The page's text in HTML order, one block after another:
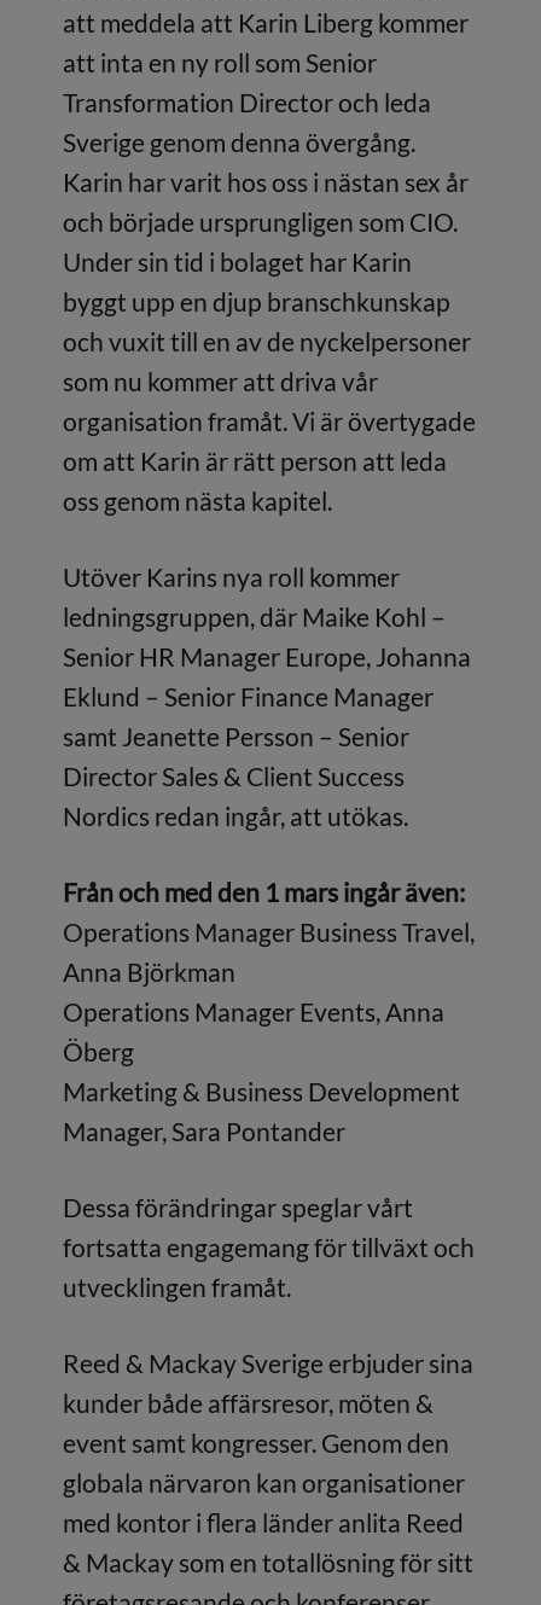
att meddela att Karin Liberg kommer
att inta en ny roll som Senior
Transformation Director och leda
Sverige genom denna övergång.
Karin har varit hos oss i nästan sex år
och började ursprungligen som CIO.
Under sin tid i bolaget har Karin
byggt upp en djup branschkunskap
och vuxit till en av de nyckelpersoner
som nu kommer att driva vår
organisation framåt. Vi är övertygade
om att Karin är rätt person att leda
oss genom nästa kapitel.
Utöver Karins nya roll kommer
ledningsgruppen, där Maike Kohl –
Senior HR Manager Europe, Johanna
Eklund – Senior Finance Manager
samt Jeanette Persson – Senior
Director Sales & Client Success
Nordics redan ingår, att utökas.
Från och med den 1 mars ingår även:
Operations Manager Business Travel,
Anna Björkman
Operations Manager Events, Anna
Öberg
Marketing & Business Development
Manager, Sara Pontander
Dessa förändringar speglar vårt
fortsatta engagemang för tillväxt och
utvecklingen framåt.
Reed & Mackay Sverige erbjuder sina
kunder både affärsresor, möten &
event samt kongresser. Genom den
globala närvaron kan organisationer
med kontor i flera länder anlita Reed
& Mackay som en totallösning för sitt